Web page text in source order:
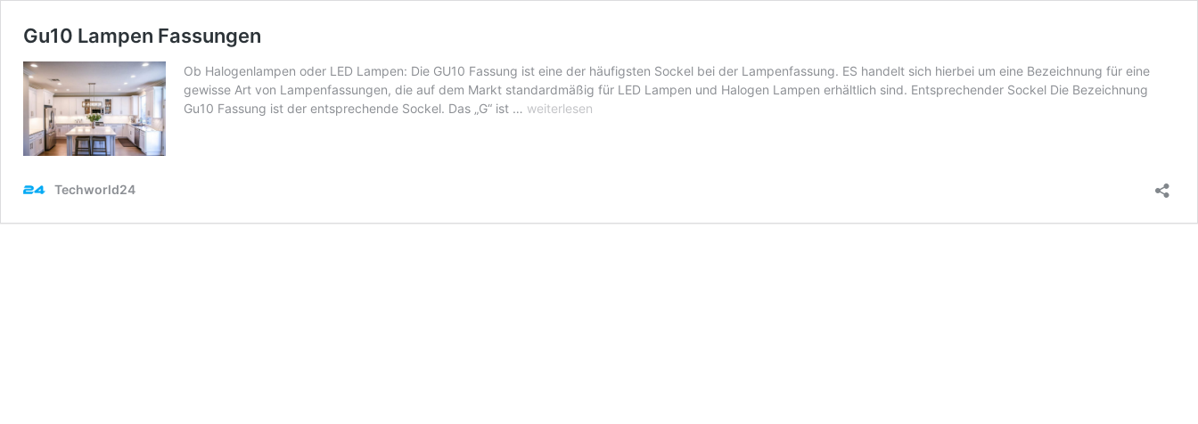
Gu10 Lampen Fassungen
Ob Halogenlampen oder LED Lampen: Die GU10 Fassung ist eine der häufigsten Sockel bei der Lampenfassung. ES handelt sich hierbei um eine Bezeichnung für eine
gewisse Art von Lampenfassungen, die auf dem Markt standardmäßig für LED Lampen und Halogen Lampen erhältlich sind. Entsprechender Sockel Die Bezeichnung
Gu10 Fassung ist der entsprechende Sockel. Das „G“ ist … Gu10
weiterlesen
Techworld24